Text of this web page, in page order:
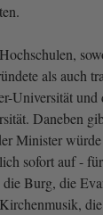
als auch
Universität und
Daneben
Minister würde
sofort auf -
die Burg, die